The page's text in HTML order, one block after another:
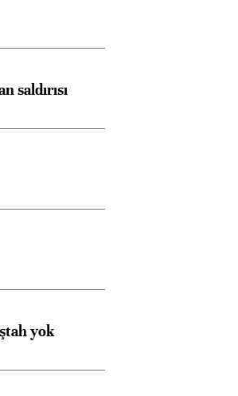
saldırısı
yok